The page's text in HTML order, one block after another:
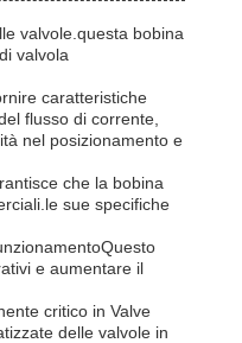
valvole.questa bobina
valvola
caratteristiche
flusso di corrente,
nel posizionamento e
che la bobina
sue specifiche
e aumentare il
critico in Valve
delle valvole in